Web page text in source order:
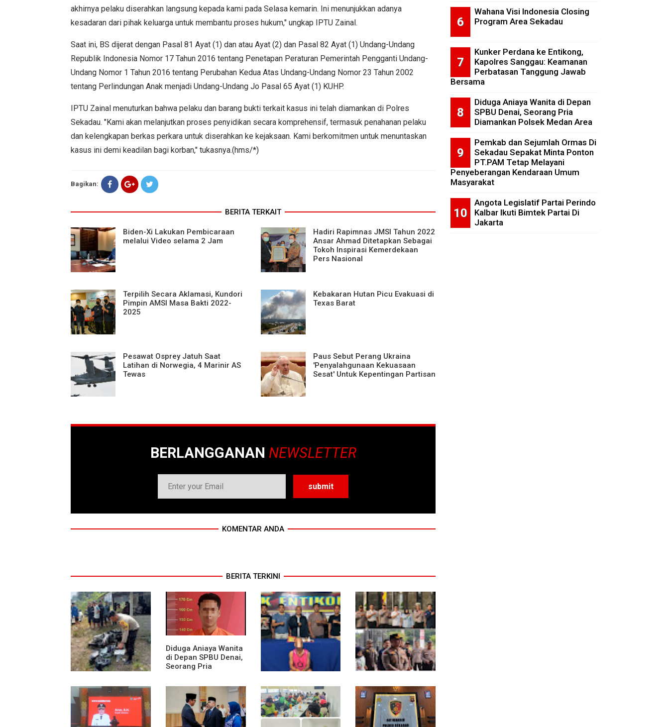
akhirnya pelaku diserahkan langsung kepada kami pada Selasa kemarin. Ini menunjukkan adanya
kesadaran dari pihak keluarga untuk membantu proses hukum," ungkap IPTU Zainal.
Saat ini, BS dijerat dengan Pasal 81 Ayat (1) dan atau Ayat (2) dan Pasal 82 Ayat (1) Undang-Undang
Republik Indonesia Nomor 17 Tahun 2016 tentang Penetapan Peraturan Pemerintah Pengganti Undang-
Undang Nomor 1 Tahun 2016 tentang Perubahan Kedua Atas Undang-Undang Nomor 23 Tahun 2002
tentang Perlindungan Anak menjadi Undang-Undang Jo Pasal 65 Ayat (1) KUHP.
IPTU Zainal menuturkan bahwa pelaku dan barang bukti terkait kasus ini telah diamankan di Polres
Sekadau. "Kami akan melanjutkan proses penyidikan secara komprehensif, termasuk penahanan pelaku
dan kelengkapan berkas perkara untuk diserahkan ke kejaksaan. Kami berkomitmen untuk menuntaskan
kasus ini demi keadilan bagi korban," tukasnya.(hms/*)
Bagikan:
BERITA TERKAIT
Biden-Xi Lakukan Pembicaraan
melalui Video selama 2 Jam
Hadiri Rapimnas JMSI Tahun 2022
Ansar Ahmad Ditetapkan Sebagai
Tokoh Inspirasi Kemerdekaan
Pers Nasional
Terpilih Secara Aklamasi, Kundori
Pimpin AMSI Masa Bakti 2022-
2025
Kebakaran Hutan Picu Evakuasi di
Texas Barat
Pesawat Osprey Jatuh Saat
Latihan di Norwegia, 4 Marinir AS
Tewas
Paus Sebut Perang Ukraina
'Penyalahgunaan Kekuasaan
Sesat' Untuk Kepentingan Partisan
BERLANGGANAN NEWSLETTER
KOMENTAR ANDA
BERITA TERKINI
Truk Kontainer Oleng
Tabrak Vario, Warga
Kapuas Meninggal di
Dusun Mak Tampong
Diduga Aniaya Wanita
di Depan SPBU Denai,
Seorang Pria
Medan Area
Polsek Entikong
Gagalkan Peredaran
Sabu 151,76 Gram di
Perbatasan
Kunker Perdana ke
Entikong, Kapolres
Sanggau: Keamanan
Perbatasan Tanggung
Jawab Bersama
Wahana Visi Indonesia Closing
Program Area Sekadau
Kunker Perdana ke Entikong,
Kapolres Sanggau: Keamanan
Perbatasan Tanggung Jawab
Bersama
Diduga Aniaya Wanita di Depan
SPBU Denai, Seorang Pria
Diamankan Polsek Medan Area
Pemkab dan Sejumlah Ormas Di
Sekadau Sepakat Minta Ponton
PT.PAM Tetap Melayani
Penyeberangan Kendaraan Umum
Masyarakat
Angota Legislatif Partai Perindo
Kalbar Ikuti Bimtek Partai Di
Jakarta